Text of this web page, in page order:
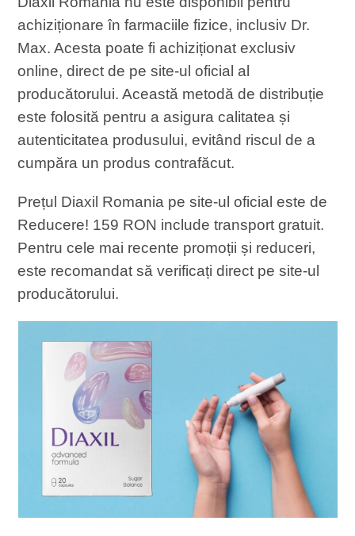
achiziționare în farmaciile fizice, inclusiv Dr.
Max. Acesta poate fi achiziționat exclusiv
online, direct de pe site-ul oficial al
producătorului. Această metodă de distribuție
este folosită pentru a asigura calitatea și
autenticitatea produsului, evitând riscul de a
cumpăra un produs contrafăcut.
Prețul Diaxil Romania pe site-ul oficial este de
Reducere! 159 RON include transport gratuit.
Pentru cele mai recente promoții și reduceri,
este recomandat să verificați direct pe site-ul
producătorului.